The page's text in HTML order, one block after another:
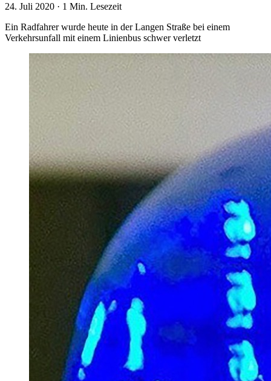
24. Juli 2020 · 1 Min. Lesezeit
Ein Radfahrer wurde heute in der Langen Straße bei einem
Verkehrsunfall mit einem Linienbus schwer verletzt